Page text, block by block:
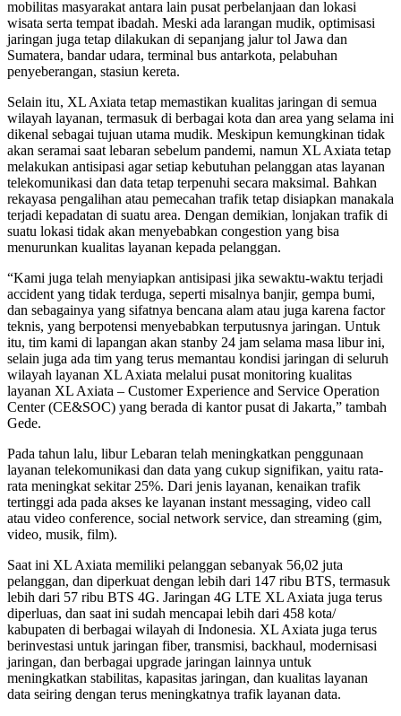
mobilitas masyarakat antara lain pusat perbelanjaan dan lokasi
wisata serta tempat ibadah. Meski ada larangan mudik, optimisasi
jaringan juga tetap dilakukan di sepanjang jalur tol Jawa dan
Sumatera, bandar udara, terminal bus antarkota, pelabuhan
penyeberangan, stasiun kereta.
Selain itu, XL Axiata tetap memastikan kualitas jaringan di semua
wilayah layanan, termasuk di berbagai kota dan area yang selama ini
dikenal sebagai tujuan utama mudik. Meskipun kemungkinan tidak
akan seramai saat lebaran sebelum pandemi, namun XL Axiata tetap
melakukan antisipasi agar setiap kebutuhan pelanggan atas layanan
telekomunikasi dan data tetap terpenuhi secara maksimal. Bahkan
rekayasa pengalihan atau pemecahan trafik tetap disiapkan manakala
terjadi kepadatan di suatu area. Dengan demikian, lonjakan trafik di
suatu lokasi tidak akan menyebabkan congestion yang bisa
menurunkan kualitas layanan kepada pelanggan.
“Kami juga telah menyiapkan antisipasi jika sewaktu-waktu terjadi
accident yang tidak terduga, seperti misalnya banjir, gempa bumi,
dan sebagainya yang sifatnya bencana alam atau juga karena factor
teknis, yang berpotensi menyebabkan terputusnya jaringan. Untuk
itu, tim kami di lapangan akan stanby 24 jam selama masa libur ini,
selain juga ada tim yang terus memantau kondisi jaringan di seluruh
wilayah layanan XL Axiata melalui pusat monitoring kualitas
layanan XL Axiata – Customer Experience and Service Operation
Center (CE&SOC) yang berada di kantor pusat di Jakarta,” tambah
Gede.
Pada tahun lalu, libur Lebaran telah meningkatkan penggunaan
layanan telekomunikasi dan data yang cukup signifikan, yaitu rata-
rata meningkat sekitar 25%. Dari jenis layanan, kenaikan trafik
tertinggi ada pada akses ke layanan instant messaging, video call
atau video conference, social network service, dan streaming (gim,
video, musik, film).
Saat ini XL Axiata memiliki pelanggan sebanyak 56,02 juta
pelanggan, dan diperkuat dengan lebih dari 147 ribu BTS, termasuk
lebih dari 57 ribu BTS 4G. Jaringan 4G LTE XL Axiata juga terus
diperluas, dan saat ini sudah mencapai lebih dari 458 kota/
kabupaten di berbagai wilayah di Indonesia. XL Axiata juga terus
berinvestasi untuk jaringan fiber, transmisi, backhaul, modernisasi
jaringan, dan berbagai upgrade jaringan lainnya untuk
meningkatkan stabilitas, kapasitas jaringan, dan kualitas layanan
data seiring dengan terus meningkatnya trafik layanan data.